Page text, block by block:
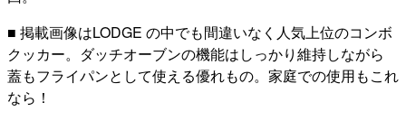
■ 掲載画像はLODGE の中でも間違いなく人気上位のコンボ
クッカー。ダッチオーブンの機能はしっかり維持しながら
蓋もフライパンとして使える優れもの。家庭での使用もこれ
なら！